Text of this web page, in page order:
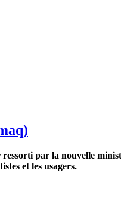
par la nouvelle
et les usagers.